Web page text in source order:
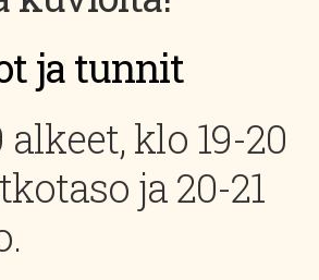
ja tunnit
alkeet, klo 19-20
ja 20-21